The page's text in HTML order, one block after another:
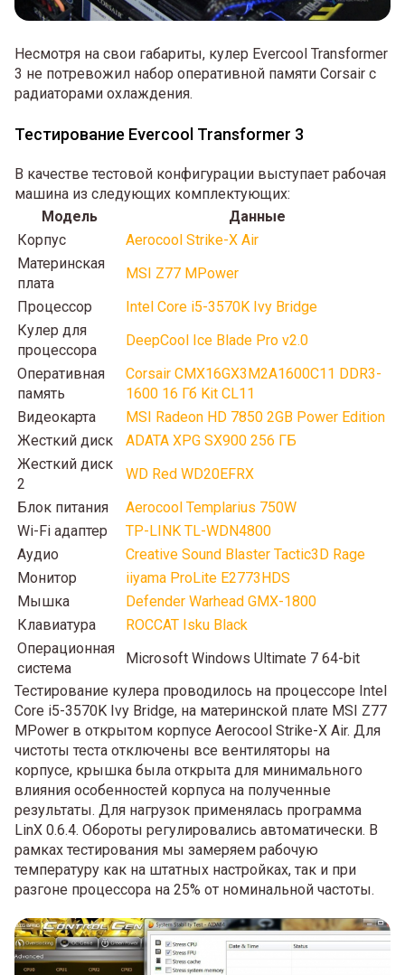
Несмотря на свои габариты, кулер Evercool Transformer
3 не потревожил набор оперативной памяти Corsair с
радиаторами охлаждения.
Тестирование Evercool Transformer 3
В качестве тестовой конфигурации выступает рабочая
машина из следующих комплектующих:
Модель
Данные
Корпус
Aerocool Strike-X Air
Материнская
плата
MSI Z77 MPower
Процессор
Intel Core i5-3570K Ivy Bridge
Кулер для
процессора
DeepCool Ice Blade Pro v2.0
Оперативная
память
Corsair CMX16GX3M2A1600C11 DDR3-
1600 16 Гб Kit CL11
Видеокарта
MSI Radeon HD 7850 2GB Power Edition
Жесткий диск
ADATA XPG SX900 256 ГБ
Жесткий диск
2
WD Red WD20EFRX
Блок питания
Aerocool Templarius 750W
Wi-Fi адаптер
TP-LINK TL-WDN4800
Аудио
Creative Sound Blaster Tactic3D Rage
Монитор
iiyama ProLite E2773HDS
Мышка
Defender Warhead GMX-1800
Клавиатура
ROCCAT Isku Black
Операционная
система
Microsoft Windows Ultimate 7 64-bit
Тестирование кулера проводилось на процессоре Intel
Core i5-3570K Ivy Bridge, на материнской плате MSI Z77
MPower в открытом корпусе Aerocool Strike-X Air. Для
чистоты теста отключены все вентиляторы на
корпусе, крышка была открыта для минимального
влияния особенностей корпуса на полученные
результаты. Для нагрузок применялась программа
LinX 0.6.4. Обороты регулировались автоматически. В
рамках тестирования мы замеряем рабочую
температуру как на штатных настройках, так и при
разгоне процессора на 25% от номинальной частоты.